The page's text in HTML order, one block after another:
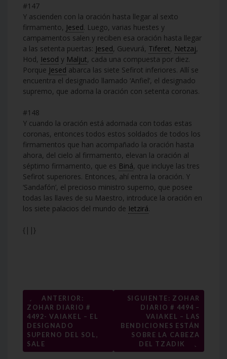
#147
Y ascienden con la oración hasta llegar al sexto
firmamento, Jesed. Luego, varias huestes y
campamentos salen y reciben esa oración hasta llegar
a las setenta puertas: Jesed, Guevurá, Tiferet, Netzaj,
Hod, Iesod y Maljut, cada una compuesta por diez.
Porque Jesed abarca las siete Sefirot inferiores. Allí se
encuentra el designado llamado ‘Anfiel’, el designado
supremo, que adorna la oración con setenta coronas.
#148
Y cuando la oración está adornada con todas estas
coronas, entonces todos estos soldados de todos los
firmamentos que han acompañado la oración hasta
ahora, del cielo al firmamento, elevan la oración al
séptimo firmamento, que es Biná, que incluye las tres
Sefirot superiores. Entonces, ahí entra la oración. Y
‘Sandafón’, el precioso ministro superno, que posee
todas las llaves de su Maestro, introduce la oración en
los siete palacios del mundo de Ietzirá.
{||}
Navegación
de
entradas
←
ANTERIOR:
ZOHAR DIARIO #
4492- VAIAKEL – EL
DESIGNADO
SUPERNO DEL SOL,
SALE
SIGUIENTE: ZOHAR
DIARIO # 4494 –
VAIAKEL – LAS
BENDICIONES ESTÁN
SOBRE LA CABEZA
DEL TZADIK
→